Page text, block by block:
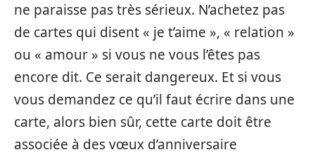
ne paraisse pas très sérieux. N’achetez pas
de cartes qui disent « je t’aime », « relation »
ou « amour » si vous ne vous l’êtes pas
encore dit. Ce serait dangereux. Et si vous
vous demandez ce qu’il faut écrire dans une
carte, alors bien sûr, cette carte doit être
associée à des vœux d’anniversaire